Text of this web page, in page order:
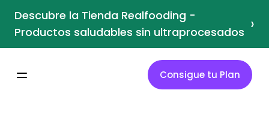
Descubre la Tienda Realfooding -
Productos saludables sin ultraprocesados ›
Consigue tu Plan